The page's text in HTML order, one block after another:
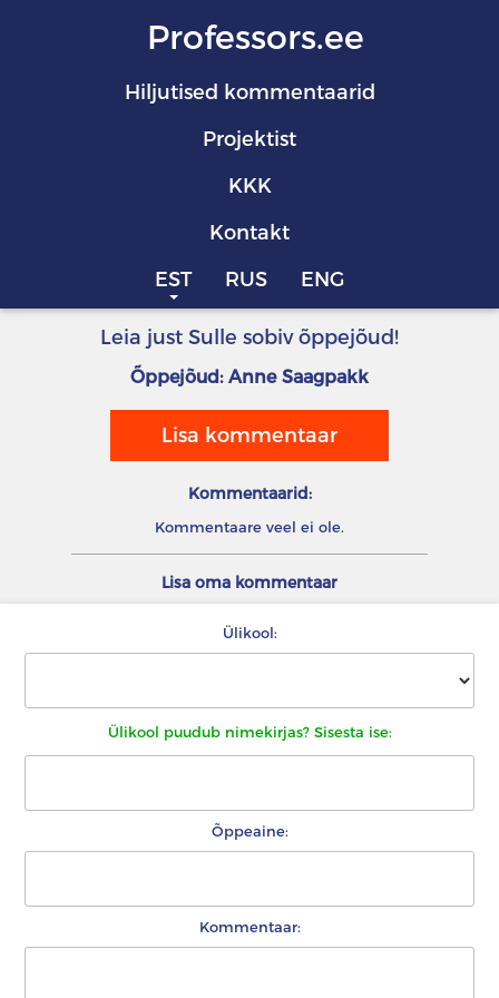
Professors.ee
Hiljutised kommentaarid
Projektist
KKK
Kontakt
EST
RUS ENG
Leia just Sulle sobiv õppejõud!
Õppejõud: Anne Saagpakk
Lisa kommentaar
Kommentaarid:
Kommentaare veel ei ole.
Lisa oma kommentaar
Ülikool:
Ülikool puudub nimekirjas? Sisesta ise:
Õppeaine:
Kommentaar: